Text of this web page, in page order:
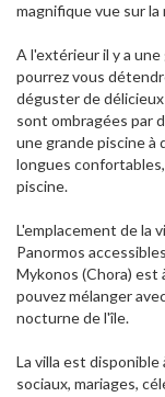
magnifique vue sur la
A l'extérieur il y a
pourrez vous
déguster de
sont ombragées par
une grande piscine à
longues
piscine.
L'emplacement de la
Panormos
Mykonos (Chora) est
pouvez mélanger
nocturne de l'île.
La villa est
sociaux, mariages,